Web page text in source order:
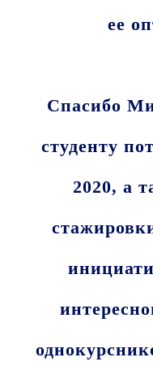
ее
Спасибо
студенту
2020, а